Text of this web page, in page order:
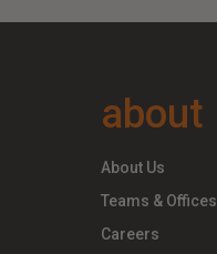
about
About Us
Teams & Offices
Careers